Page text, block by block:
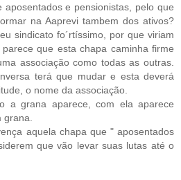
aposentados e pensionistas, pelo que
na Aaprevi tambem dos ativos?
sindicato fo´rtíssimo, por que viriam
que esta chapa caminha firme
associação como todas as outras.
terá que mudar e esta deverá
o nome da associação.
a grana aparece, com ela aparece
aquela chapa que " aposentados
que vão levar suas lutas até o